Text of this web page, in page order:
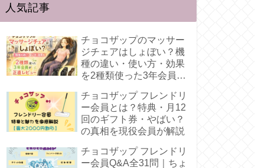
人気記事
チョコザップのマッサー
ジチェアはしょぼい？機
種の違い・使い方・効果
を2種類使った3年会員が
チョコザップ フレンドリ
ー会員とは？特典・月12
回のギフト券・やばい？
の真相を現役会員が解説
チョコザップ フレンドリ
ー会員Q&A全31問｜ちょ